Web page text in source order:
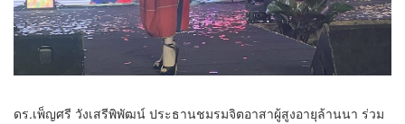
ดร.เพ็ญศรี วังเสรีพิพัฒน์ ประธานชมรมจิตอาสาผู้สูงอายุล้านนา ร่วม